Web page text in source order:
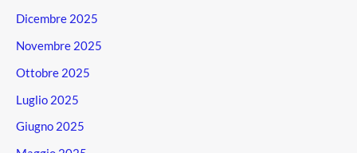
Dicembre 2025
Novembre 2025
Ottobre 2025
Luglio 2025
Giugno 2025